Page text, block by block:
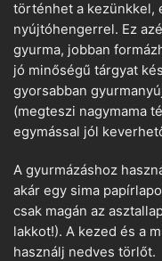
történhet a kezünkkel,
nyújtóhengerrel. Ez
gyurma, jobban
jó minőségű tárgyat
gyorsabban
(megteszi nagymama
egymással jól
A gyurmázáshoz
akár egy sima
csak magán az
lakkot!). A kezed és a
használj nedves törlőt.